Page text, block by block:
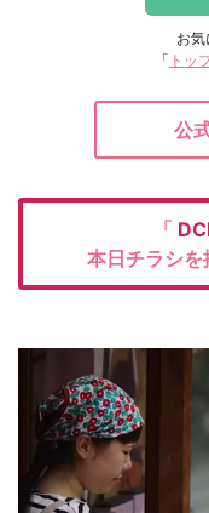
お
「 トッ
公
「
本日チラシを